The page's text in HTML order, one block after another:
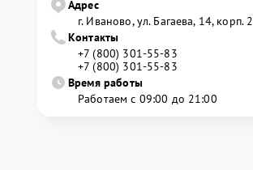
Адрес
г. Иваново, ул. Багаева, 14, корп. 2
Контакты
+7 (800) 301-55-83
+7 (800) 301-55-83
Время работы
Работаем с 09:00 до 21:00